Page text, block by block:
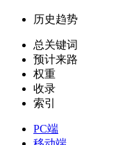
历史趋势
总关键词
预计来路
权重
收录
索引
PC端